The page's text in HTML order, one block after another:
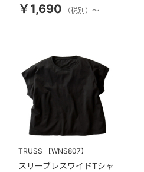
￥1,690 （税別）～
TRUSS 【WNS807】
スリーブレスワイドTシャ